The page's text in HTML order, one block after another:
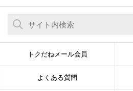
トクだねメール会員
よくある質問